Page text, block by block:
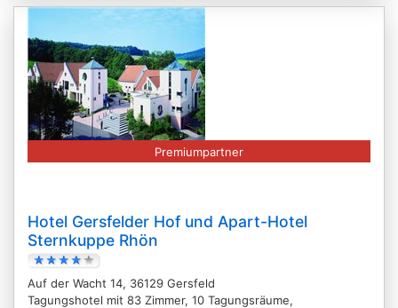
Premiumpartner
Hotel Gersfelder Hof und Apart-Hotel
Sternkuppe Rhön
Auf der Wacht 14, 36129 Gersfeld
Tagungshotel mit 83 Zimmer, 10 Tagungsräume,